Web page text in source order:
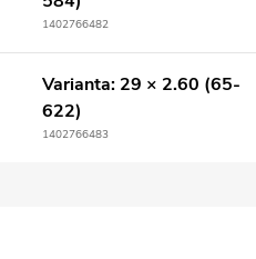
1402766482
Varianta: 29 × 2.60 (65-
622)
1402766483